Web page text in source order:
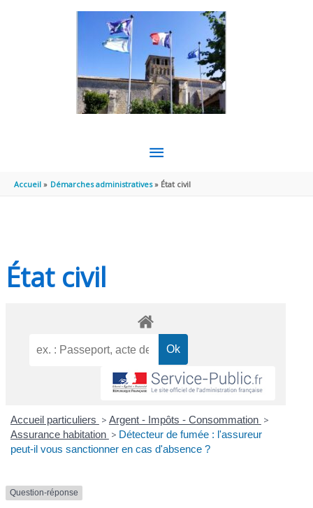
MENU
PRINCIPAL
Accueil Démarches administratives État civil
État civil
Accueil particuliers > Argent - Impôts - Consommation >
Assurance habitation > Détecteur de fumée : l'assureur
peut-il vous sanctionner en cas d'absence ?
Question-réponse